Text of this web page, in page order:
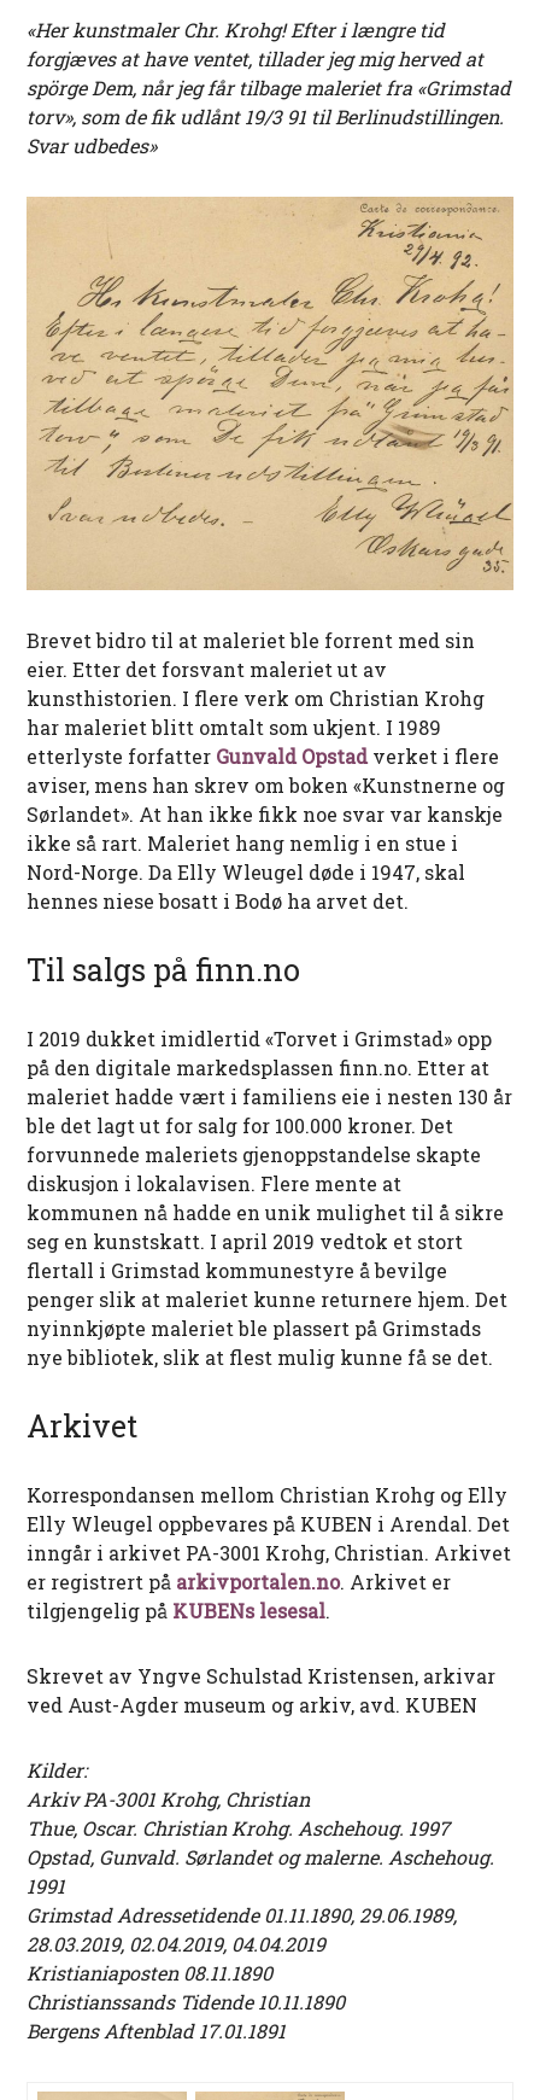
«Her kunstmaler Chr. Krohg! Efter i længre tid
forgjæves at have ventet, tillader jeg mig herved at
spörge Dem, når jeg får tilbage maleriet fra «Grimstad
torv», som de fik udlånt 19/3 91 til Berlinudstillingen.
Svar udbedes»
Brevet bidro til at maleriet ble forrent med sin
eier. Etter det forsvant maleriet ut av
kunsthistorien. I flere verk om Christian Krohg
har maleriet blitt omtalt som ukjent. I 1989
etterlyste forfatter Gunvald Opstad verket i flere
aviser, mens han skrev om boken «Kunstnerne og
Sørlandet». At han ikke fikk noe svar var kanskje
ikke så rart. Maleriet hang nemlig i en stue i
Nord-Norge. Da Elly Wleugel døde i 1947, skal
hennes niese bosatt i Bodø ha arvet det.
Til salgs på finn.no
I 2019 dukket imidlertid «Torvet i Grimstad» opp
på den digitale markedsplassen finn.no. Etter at
maleriet hadde vært i familiens eie i nesten 130 år
ble det lagt ut for salg for 100.000 kroner. Det
forvunnede maleriets gjenoppstandelse skapte
diskusjon i lokalavisen. Flere mente at
kommunen nå hadde en unik mulighet til å sikre
seg en kunstskatt. I april 2019 vedtok et stort
flertall i Grimstad kommunestyre å bevilge
penger slik at maleriet kunne returnere hjem. Det
nyinnkjøpte maleriet ble plassert på Grimstads
nye bibliotek, slik at flest mulig kunne få se det.
Arkivet
Korrespondansen mellom Christian Krohg og Elly
Elly Wleugel oppbevares på KUBEN i Arendal. Det
inngår i arkivet PA-3001 Krohg, Christian. Arkivet
er registrert på arkivportalen.no. Arkivet er
tilgjengelig på KUBENs lesesal.
Skrevet av Yngve Schulstad Kristensen, arkivar
ved Aust-Agder museum og arkiv, avd. KUBEN
Kilder:
Arkiv PA-3001 Krohg, Christian
Thue, Oscar. Christian Krohg. Aschehoug. 1997
Opstad, Gunvald. Sørlandet og malerne. Aschehoug.
1991
Grimstad Adressetidende 01.11.1890, 29.06.1989,
28.03.2019, 02.04.2019, 04.04.2019
Kristianiaposten 08.11.1890
Christianssands Tidende 10.11.1890
Bergens Aftenblad 17.01.1891